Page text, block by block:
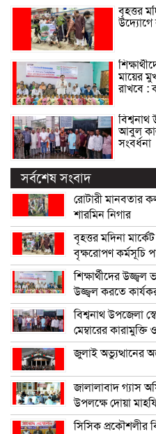
বৃহত্তর
উদ্যোগে
মায়ের
রাখবে :
আবুল
সংবর্ধনা
সর্বশেষ সংবাদ
রোটারী মানবতার
শারমিন নিগার
বৃহত্তর মদিনা
বৃক্ষরোপণ কর্মসূচি
শিক্ষার্থীদের
উজ্জ্বল করতে
বিশ্বনাথ উপজেলা
মেম্বারের
জুলাই অভ্যুত্থানের
জালালাবাদ গ্যাস
উপলক্ষে দোয়া
সিসিক প্রকৌশলীর